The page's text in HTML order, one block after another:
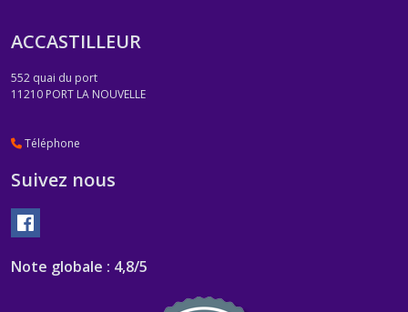
ACCASTILLEUR
552 quai du port
11210 PORT LA NOUVELLE
Téléphone
Suivez nous
Note globale : 4,8/5